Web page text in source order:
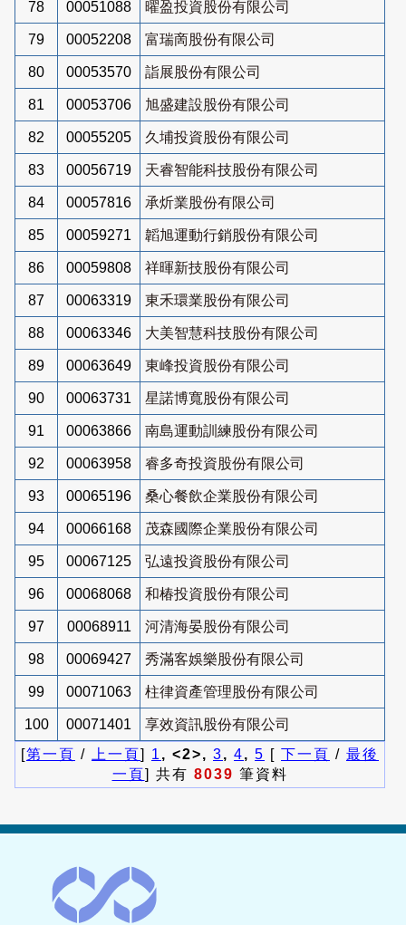
78 00051088 曜盈投資股份有限公司
79 00052208 富瑞啇股份有限公司
80 00053570 詣展股份有限公司
81 00053706 旭盛建設股份有限公司
82 00055205 久埔投資股份有限公司
83 00056719 天睿智能科技股份有限公司
84 00057816 承炘業股份有限公司
85 00059271 韜旭運動行銷股份有限公司
86 00059808 祥暉新技股份有限公司
87 00063319 東禾環業股份有限公司
88 00063346 大美智慧科技股份有限公司
89 00063649 東峰投資股份有限公司
90 00063731 星諾博寬股份有限公司
91 00063866 南島運動訓練股份有限公司
92 00063958 睿多奇投資股份有限公司
93 00065196 桑心餐飲企業股份有限公司
94 00066168 茂森國際企業股份有限公司
95 00067125 弘遠投資股份有限公司
96 00068068 和椿投資股份有限公司
97 00068911 河清海晏股份有限公司
98 00069427 秀滿客娛樂股份有限公司
99 00071063 柱律資產管理股份有限公司
100 00071401
享效資訊股份有限公司
[第一頁 / 上一頁] 1 , <2>, 3, 4, 5 [ 下一頁 / 最後
一頁] 共有 8039 筆資料